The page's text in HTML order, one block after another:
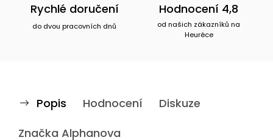
Rychlé doručení
do dvou pracovních dnů
Hodnocení 4,8
od našich zákazníků na
Heuréce
Popis Hodnocení
Diskuze
Značka Alphanova